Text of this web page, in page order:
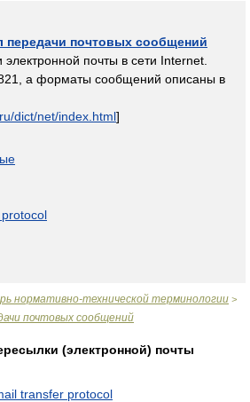
передачи почтовых сообщений
почты в сети Internet.
а форматы сообщений описаны в
dict/net/index.html]
нормативно-технической терминологии >
почтовых сообщений
(электронной) почты
transfer protocol